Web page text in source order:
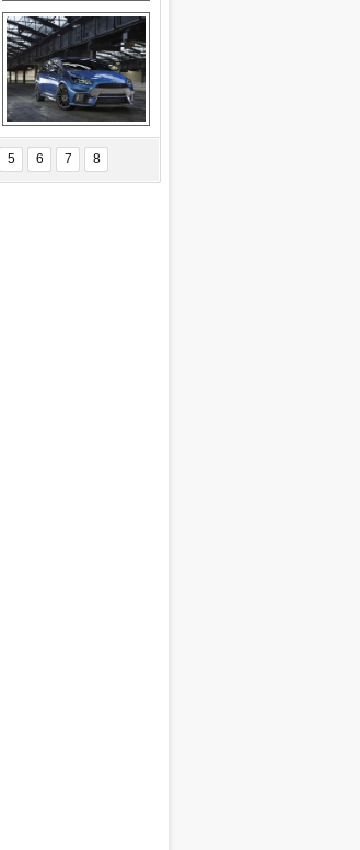
Sony Alpha 7R II ön
inceleme
Ford Focus RS
(2015)
5 6 7 8